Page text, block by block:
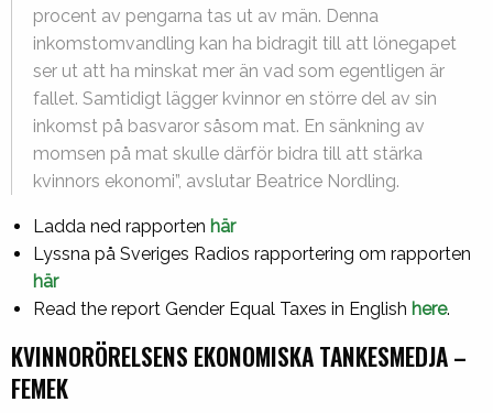
procent av pengarna tas ut av män. Denna
inkomstomvandling kan ha bidragit till att lönegapet
ser ut att ha minskat mer än vad som egentligen är
fallet. Samtidigt lägger kvinnor en större del av sin
inkomst på basvaror såsom mat. En sänkning av
momsen på mat skulle därför bidra till att stärka
kvinnors ekonomi”, avslutar Beatrice Nordling.
Ladda ned rapporten här
Lyssna på Sveriges Radios rapportering om rapporten
här
Read the report Gender Equal Taxes in English here.
KVINNORÖRELSENS EKONOMISKA TANKESMEDJA –
FEMEK